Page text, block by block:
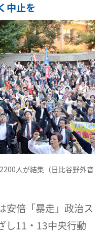
中止を
人が結集（日比谷野外音
安倍「暴走」政治ス
し11・13中央行動